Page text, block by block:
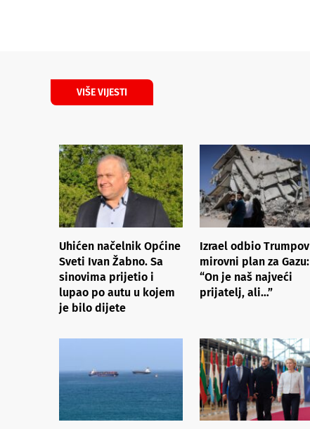
VIŠE VIJESTI
Uhićen načelnik Općine
Sveti Ivan Žabno. Sa
sinovima prijetio i
lupao po autu u kojem
je bilo dijete
Izrael odbio Trumpov
mirovni plan za Gazu:
“On je naš najveći
prijatelj, ali…”